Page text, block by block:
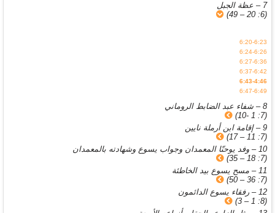
7 – عظة الجبل
(6: 20 – 49)
6:20-6:23
6:24-6:26
6:27-6:36
6:37-6:42
6:43-4:46
6:47-6:49
8 – شفاء عبد الضابط الروماني
(7: 1 -10)
9 – إقامة ابن أرملة نايين
(7: 11 – 17)
10 – وفد يوحنّا المعمدان وجواب يسوع وشهادته بالمعمدان
(7: 18 – 35)
11 – مسح يسوع بيد الخاطئة
(7: 36 – 50)
12 – رفقاء يسوع الدائمون
(8: 1 – 3)